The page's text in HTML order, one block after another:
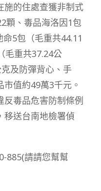
施的住處查獲非制式
顆、毒品海洛因1包
命5包（毛重共44.11
毛重共37.24公
及防彈背心、手
值約49萬3千元。
反毒品危害防制條例
移送台南地檢署偵
885(請請您幫幫